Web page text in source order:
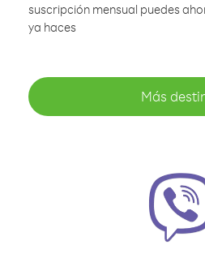
suscripción mensual puedes
ya haces
Más